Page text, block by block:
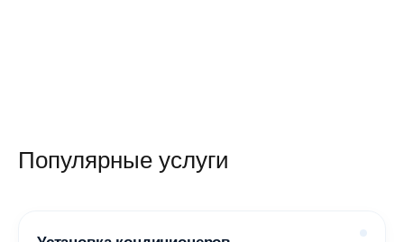
Популярные услуги